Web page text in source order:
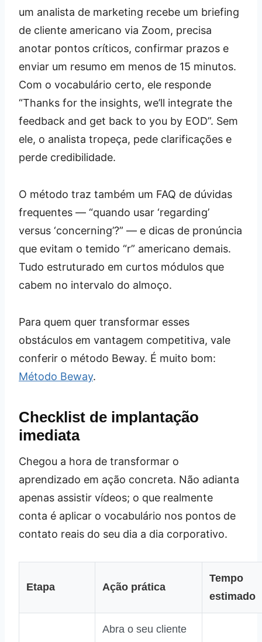
um analista de marketing recebe um briefing
de cliente americano via Zoom, precisa
anotar pontos críticos, confirmar prazos e
enviar um resumo em menos de 15 minutos.
Com o vocabulário certo, ele responde
“Thanks for the insights, we’ll integrate the
feedback and get back to you by EOD”. Sem
ele, o analista tropeça, pede clarificações e
perde credibilidade.
O método traz também um FAQ de dúvidas
frequentes — “quando usar ‘regarding’
versus ‘concerning’?” — e dicas de pronúncia
que evitam o temido “r” americano demais.
Tudo estruturado em curtos módulos que
cabem no intervalo do almoço.
Para quem quer transformar esses
obstáculos em vantagem competitiva, vale
conferir o método Beway. É muito bom:
Método Beway.
Checklist de implantação
imediata
Chegou a hora de transformar o
aprendizado em ação concreta. Não adianta
apenas assistir vídeos; o que realmente
conta é aplicar o vocabulário nos pontos de
contato reais do seu dia a dia corporativo.
Etapa Ação prática
Tempo
estimado
Abra o seu cliente